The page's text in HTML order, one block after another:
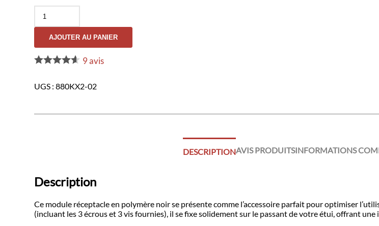
Module
Receptacle
#880kx2-
02
AJOUTER AU PANIER
9avis
UGS :880KX2-02
DESCRIPTIONAVIS PRODUITSINFORMATIONS
Description
Ce module réceptacle en polymère noir se présente comme l’accessoire parfait pour optimiser
(incluant les 3 écrous et 3 vis fournies), il se fixe solidement sur le passant de votre étui, offrant